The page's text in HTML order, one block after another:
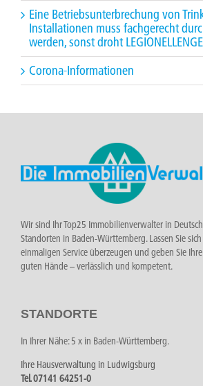
Eine Betriebsunterbrechung von
Installationen muss fachgerecht
werden, sonst droht
Corona-Informationen
Wir sind Ihr Top25 Immobilienverwalter in
Standorten in Baden-Württemberg. Lassen Sie
einmaligen Service überzeugen und geben Sie
guten Hände – verlässlich und kompetent.
STANDORTE
In Ihrer Nähe: 5 x in Baden-Württemberg.
Ihre Hausverwaltung in Ludwigsburg
Tel. 07141 64251-0